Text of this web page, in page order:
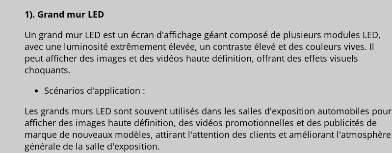
1). Grand mur LED
Un grand mur LED est un écran d'affichage géant composé de plusieurs modules LED,
avec une luminosité extrêmement élevée, un contraste élevé et des couleurs vives. Il
peut afficher des images et des vidéos haute définition, offrant des effets visuels
choquants.
Scénarios d'application :
Les grands murs LED sont souvent utilisés dans les salles d'exposition automobiles pour
afficher des images haute définition, des vidéos promotionnelles et des publicités de
marque de nouveaux modèles, attirant l'attention des clients et améliorant l'atmosphère
générale de la salle d'exposition.